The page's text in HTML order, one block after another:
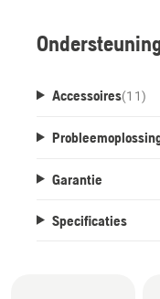
Accessoires(11)
Garantie
Specificaties